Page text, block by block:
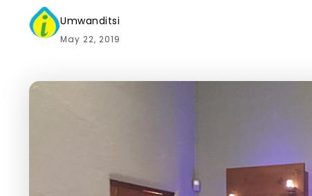
Umwanditsi
May 22, 2019